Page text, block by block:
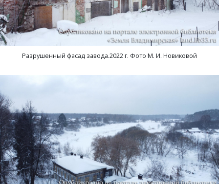
Разрушенный фасад завода.2022 г. Фото М. И. Новиковой